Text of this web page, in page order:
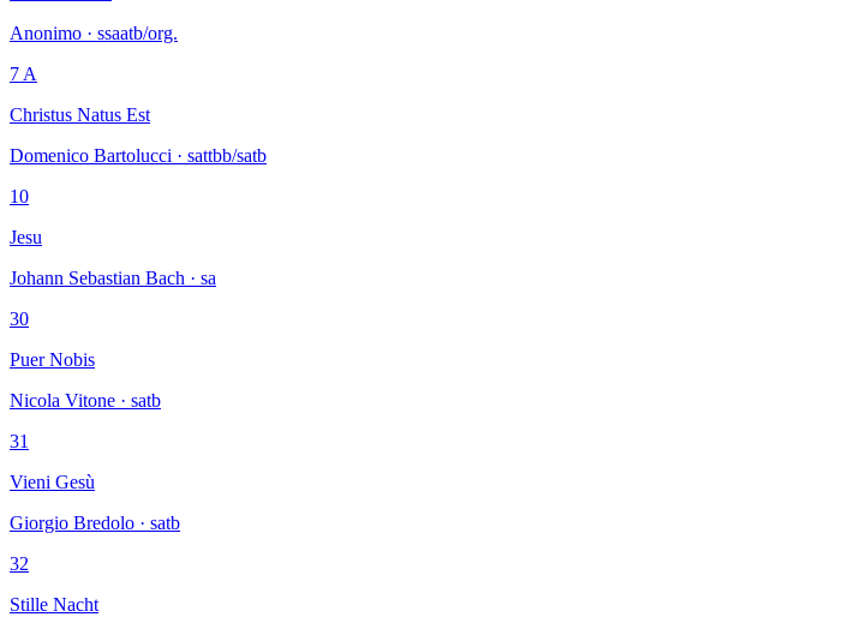
Anonimo · ssaatb/org.
7 A
Christus Natus Est
Domenico Bartolucci · sattbb/satb
10
Jesu
Johann Sebastian Bach · sa
30
Puer Nobis
Nicola Vitone · satb
31
Vieni Gesù
Giorgio Bredolo · satb
32
Stille Nacht